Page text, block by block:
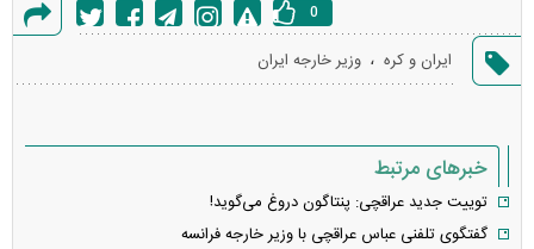
خطا
0
ایران و کره ، وزیر خارجه ایران
خبرهای مرتبط
توییت جدید عراقچی: پنتاگون دروغ می‌گوید!
گفتگوی تلفنی عباس عراقچی با وزیر خارجه فرانسه